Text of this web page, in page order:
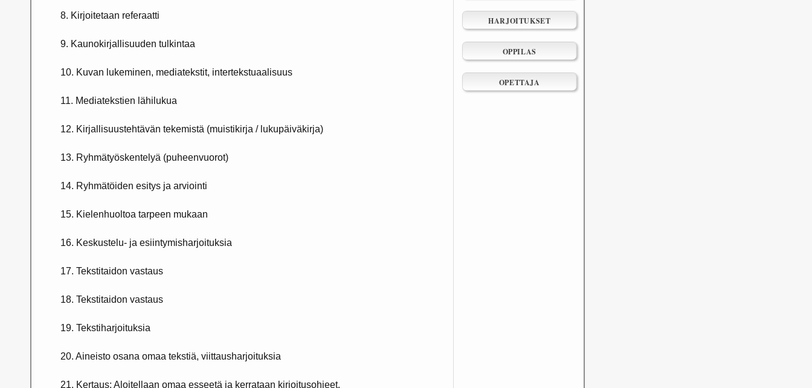
HARJOITUKSET
OPPILAS
OPETTAJA
8. Kirjoitetaan referaatti
9. Kaunokirjallisuuden tulkintaa
10. Kuvan lukeminen, mediatekstit, intertekstuaalisuus
11. Mediatekstien lähilukua
12. Kirjallisuustehtävän tekemistä (muistikirja / lukupäiväkirja)
13. Ryhmätyöskentelyä (puheenvuorot)
14. Ryhmätöiden esitys ja arviointi
15. Kielenhuoltoa tarpeen mukaan
16. Keskustelu- ja esiintymisharjoituksia
17. Tekstitaidon vastaus
18. Tekstitaidon vastaus
19. Tekstiharjoituksia
20. Aineisto osana omaa tekstiä, viittausharjoituksia
21. Kertaus: Aloitellaan omaa esseetä ja kerrataan kirjoitusohjeet.